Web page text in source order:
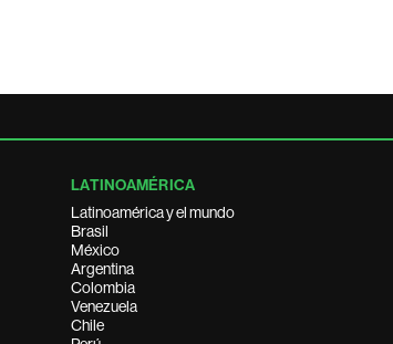
LATINOAMÉRICA
Latinoamérica y el mundo
Brasil
México
Argentina
Colombia
Venezuela
Chile